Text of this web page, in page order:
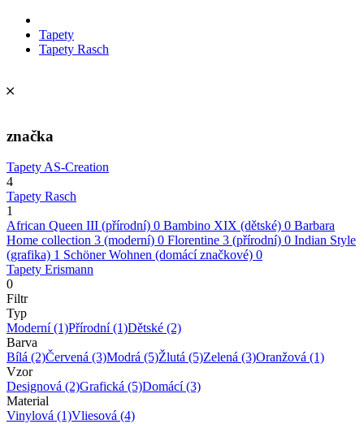
Tapety
Tapety Rasch
značka
Tapety AS-Creation
4
Tapety Rasch
1
African Queen III (přírodní) 0 Bambino XIX (dětské) 0 Barbara
Home collection 3 (moderní) 0 Florentine 3 (přírodní) 0 Indian Style
(grafika) 1 Schöner Wohnen (domácí značkové) 0
Tapety Erismann
0
Filtr
Typ
Moderní(1)Přírodní(1)Dětské (2)
Barva
Bílá (2)Červená (3)Modrá (5)Žlutá (5)Zelená (3)Oranžová (1)
Vzor
Designová (2)Grafická (5)Domácí(3)
Material
Vinylová (1)Vliesová (4)